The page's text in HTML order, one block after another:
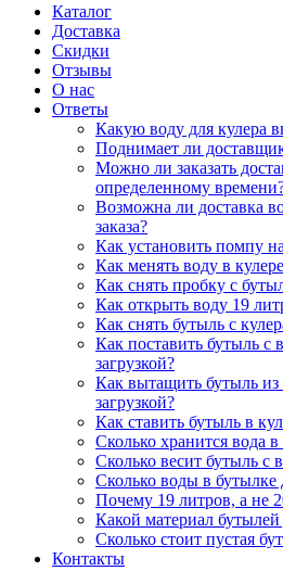
Каталог
Доставка
Скидки
Отзывы
О нас
Ответы
Какую воду для кулера
Поднимает ли
Можно ли заказать
определенному
Возможна ли доставка
заказа?
Как установить помпу
Как менять воду в
Как снять пробку с
Как открыть воду 19
Как снять бутыль с
Как поставить бутыль с
загрузкой?
Как вытащить бутыль из
загрузкой?
Как ставить бутыль в
Сколько хранится вода в
Сколько весит бутыль с
Сколько воды в бутылке
Почему 19 литров, а не
Какой материал
Сколько стоит пустая
Контакты